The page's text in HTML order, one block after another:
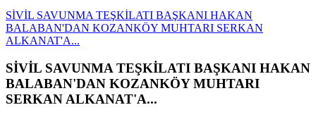
SİVİL SAVUNMA TEŞKİLATI BAŞKANI HAKAN
BALABAN'DAN KOZANKÖY MUHTARI SERKAN
ALKANAT'A...
SİVİL SAVUNMA TEŞKİLATI BAŞKANI HAKAN
BALABAN'DAN KOZANKÖY MUHTARI
SERKAN ALKANAT'A...